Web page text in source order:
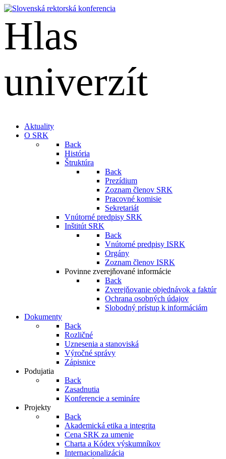
Hlas
univerzít
Aktuality
O SRK
Back
História
Štruktúra
Back
Prezídium
Zoznam členov SRK
Pracovné komisie
Sekretariát
Vnútorné predpisy SRK
Inštitút SRK
Back
Vnútorné predpisy ISRK
Orgány
Zoznam členov ISRK
Povinne zverejňované informácie
Back
Zverejňovanie objednávok a faktúr
Ochrana osobných údajov
Slobodný prístup k informáciám
Dokumenty
Back
Rozličné
Uznesenia a stanoviská
Výročné správy
Zápisnice
Podujatia
Back
Zasadnutia
Konferencie a semináre
Projekty
Back
Akademická etika a integrita
Cena SRK za umenie
Charta a Kódex výskumníkov
Internacionalizácia